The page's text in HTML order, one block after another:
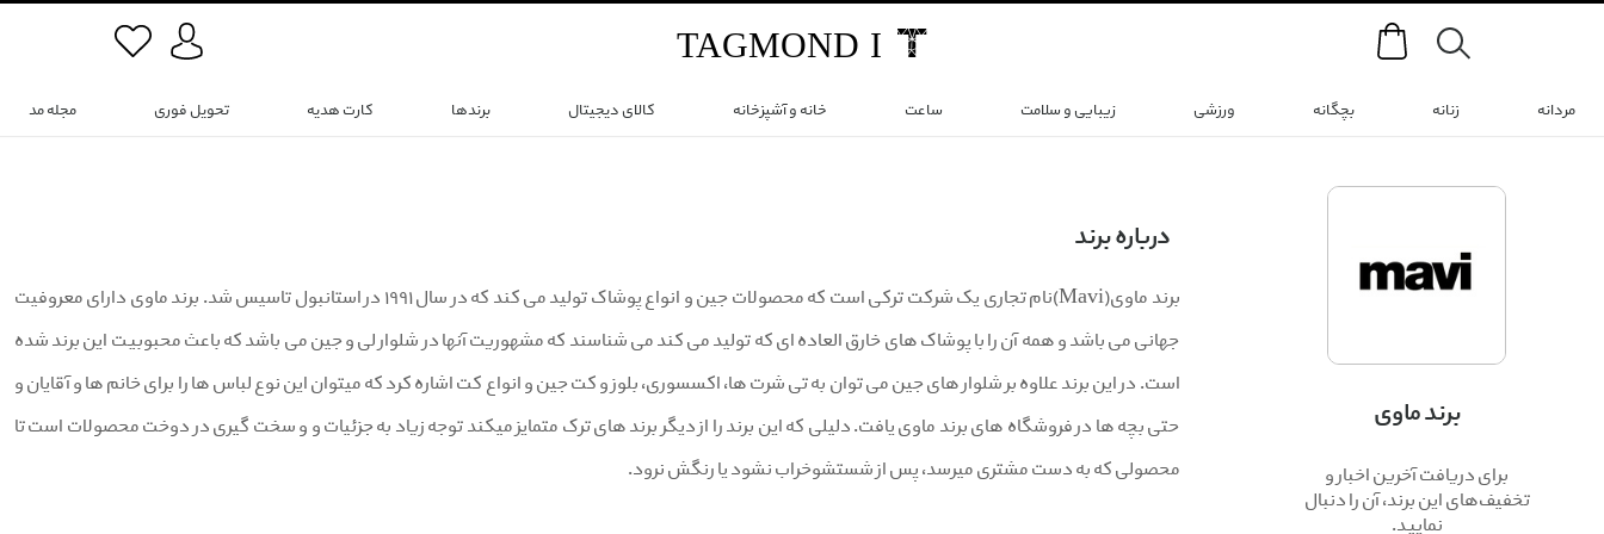
Search
TAGMOND I
مردانه زنانه بچگانه ورزشی زیبایی و سلامت ساعت خانه و آشپزخانه کالای دیجیتال برندها کارت هدیه تحویل فوری مجله مد
برند ماوی
برای دریافت آخرین اخبار و
تخفیف‌های این برند، آن را دنبال
نمایید.
درباره برند
برند ماوی(Mavi)نام تجاری یک شرکت ترکی است که محصولات جین و انواع پوشاک تولید می کند که در سال ۱۹۹۱ در استانبول تاسیس شد. برند ماوی دارای معروفیت
جهانی می باشد و همه آن را با پوشاک های خارق العاده ای که تولید می کند می شناسند که مشهوریت آنها در شلوار لی و جین می باشد که باعث محبوبیت این برند شده
است. در این برند علاوه بر شلوار های جین می توان به تی شرت ها، اکسسوری، بلوز و کت جین‌ و انواع کت اشاره کرد که میتوان این نوع لباس ها را برای خانم ها و آقایان و
حتی بچه ها در فروشگاه های برند ماوی یافت. دلیلی که این برند را از دیگر برند های ترک متمایز میکند توجه زیاد به جزئیات و و سخت گیری در دوخت محصولات است تا
محصولی که به دست مشتری میرسد، پس از شستشوخراب نشود یا رنگش نرود.